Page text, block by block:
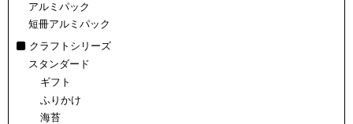
アルミパック
短冊アルミパック
クラフトシリーズ
スタンダード
ギフト
ふりかけ
海苔